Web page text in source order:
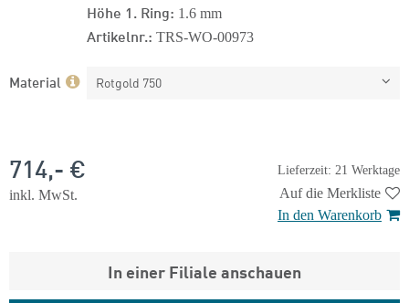
Höhe 1. Ring: 1.6 mm
Artikelnr.: TRS-WO-00973
Material Rotgold 750
Lieferzeit: 21 Werktage
714,- €
inkl. MwSt.
Auf die Merkliste
In den Warenkorb
In einer Filiale anschauen